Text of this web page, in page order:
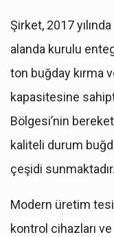
Şirket, 2017
alanda kurulu
ton buğday kırma
kapasitesine
Bölgesi’nin
kaliteli durum
çeşidi sunmaktadır.
Modern üretim
kontrol cihazları